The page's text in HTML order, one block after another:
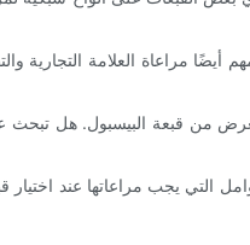
أيضًا مراعاة العلامة
من قبعة البيسبول. هل تبحث عن
التي يجب مراعاتها عند اختيار